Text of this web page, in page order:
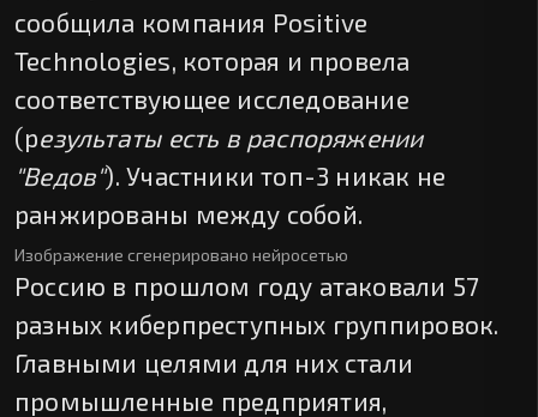
сообщила компания Positive
Technologies, которая и провела
соответствующее исследование
(результаты есть в распоряжении
"Ведов"). Участники топ-3 никак не
ранжированы между собой.
Изображение сгенерировано нейросетью
Россию в прошлом году атаковали 57
разных киберпреступных группировок.
Главными целями для них стали
промышленные предприятия,